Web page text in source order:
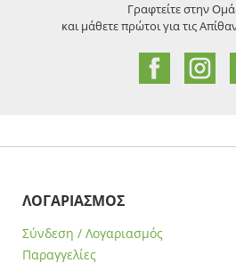
Γραφτείτε στην
και μάθετε πρώτοι για τις
ΛΟΓΑΡΙΑΣΜΟΣ
Σύνδεση / Λογαριασμός
Παραγγελίες